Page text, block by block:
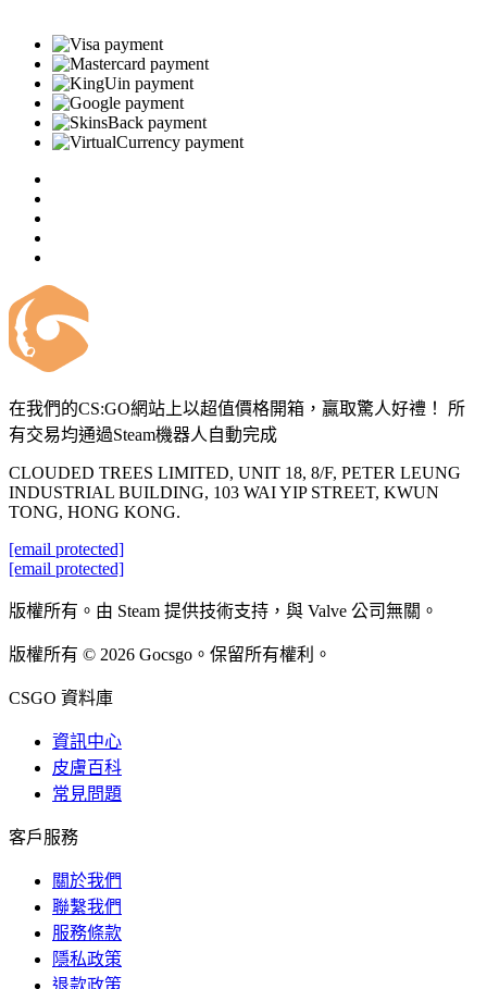
在我們的CS:GO網站上以超值價格開箱，贏取驚人好禮！ 所
有交易均通過Steam機器人自動完成
CLOUDED TREES LIMITED, UNIT 18, 8/F, PETER LEUNG
INDUSTRIAL BUILDING, 103 WAI YIP STREET, KWUN
TONG, HONG KONG.
[email protected]
[email protected]
版權所有。由 Steam 提供技術支持，與 Valve 公司無關。
版權所有 © 2026 Gocsgo。保留所有權利。
CSGO 資料庫
資訊中心
皮膚百科
常見問題
客戶服務
關於我們
聯繫我們
服務條款
隱私政策
退款政策